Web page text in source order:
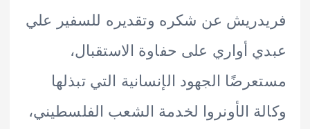
عن شكره وتقديره للسفير علي
أواري على حفاوة الاستقبال،
الجهود الإنسانية التي تبذلها
الأونروا لخدمة الشعب الفلسطيني،